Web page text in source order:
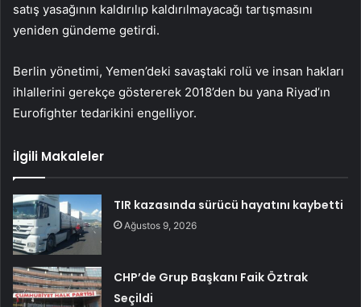
satış yasağının kaldırılıp kaldırılmayacağı tartışmasını
yeniden gündeme getirdi.
Berlin yönetimi, Yemen’deki savaştaki rolü ve insan hakları
ihlallerini gerekçe göstererek 2018’den bu yana Riyad’ın
Eurofighter tedarikini engelliyor.
İlgili Makaleler
TIR kazasında sürücü hayatını kaybetti
Ağustos 9, 2026
CHP’de Grup Başkanı Faik Öztrak
Seçildi